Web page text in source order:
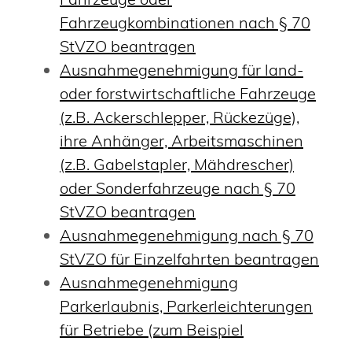
Fahrzeugkombinationen nach § 70
StVZO beantragen
Ausnahmegenehmigung für land-
oder forstwirtschaftliche Fahrzeuge
(z.B. Ackerschlepper, Rückezüge),
ihre Anhänger, Arbeitsmaschinen
(z.B. Gabelstapler, Mähdrescher)
oder Sonderfahrzeuge nach § 70
StVZO beantragen
Ausnahmegenehmigung nach § 70
StVZO für Einzelfahrten beantragen
Ausnahmegenehmigung
Parkerlaubnis, Parkerleichterungen
für Betriebe (zum Beispiel